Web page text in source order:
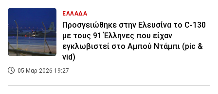
ΕΛΛΑΔΑ
Προσγειώθηκε στην Ελευσίνα το C-130
με τους 91 Έλληνες που είχαν
εγκλωβιστεί στο Αμπού Ντάμπι (pic &
vid)
05 Μαρ 2026 19:27